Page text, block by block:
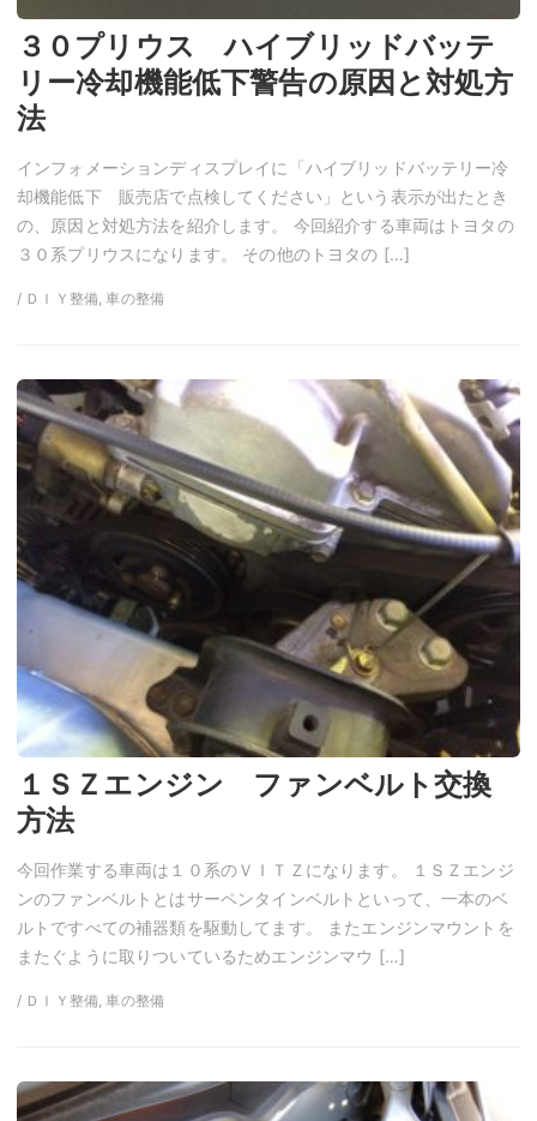
３０プリウス ハイブリッドバッテ
リー冷却機能低下警告の原因と対処方
法
インフォメーションディスプレイに「ハイブリッドバッテリー冷
却機能低下 販売店で点検してください」という表示が出たとき
の、原因と対処方法を紹介します。 今回紹介する車両はトヨタの
３０系プリウスになります。 その他のトヨタの […]
/ ＤＩＹ整備, 車の整備
１ＳＺエンジン ファンベルト交換
方法
今回作業する車両は１０系のＶＩＴＺになります。 １ＳＺエンジ
ンのファンベルトとはサーペンタインベルトといって、一本のベ
ルトですべての補器類を駆動してます。 またエンジンマウントを
またぐように取りついているためエンジンマウ […]
/ ＤＩＹ整備, 車の整備